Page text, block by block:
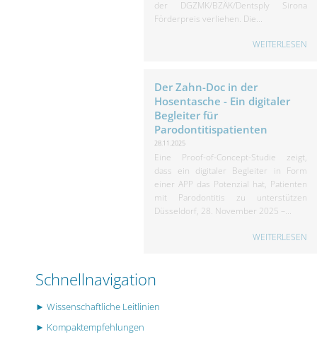
der DGZMK/BZÄK/Dentsply Sirona
Förderpreis verliehen. Die...
WEITERLESEN
Der Zahn-Doc in der
Hosentasche - Ein digitaler
Begleiter für
Parodontitispatienten
28.11.2025
Eine Proof-of-Concept-Studie zeigt,
dass ein digitaler Begleiter in Form
einer APP das Potenzial hat, Patienten
mit Parodontitis zu unterstützen
Düsseldorf, 28. November 2025 –...
WEITERLESEN
Schnellnavigation
► Wissenschaftliche Leitlinien
► Kompaktempfehlungen